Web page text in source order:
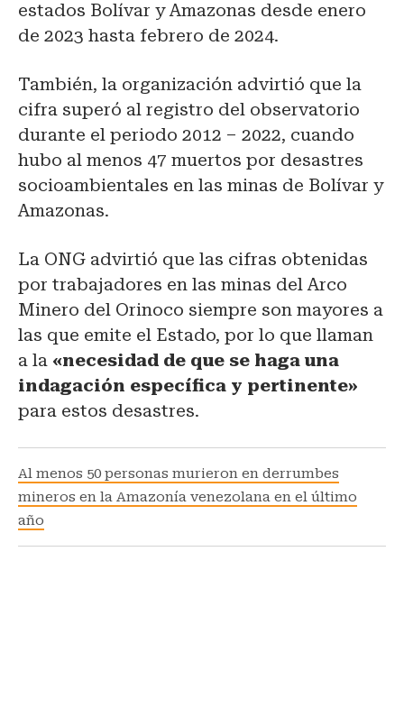
estados Bolívar y Amazonas desde enero
de 2023 hasta febrero de 2024.
También, la organización advirtió que la
cifra superó al registro del observatorio
durante el periodo 2012 – 2022, cuando
hubo al menos 47 muertos por desastres
socioambientales en las minas de Bolívar y
Amazonas.
La ONG advirtió que las cifras obtenidas
por trabajadores en las minas del Arco
Minero del Orinoco siempre son mayores a
las que emite el Estado, por lo que llaman
a la «necesidad de que se haga una
indagación específica y pertinente»
para estos desastres.
Al menos 50 personas murieron en derrumbes
mineros en la Amazonía venezolana en el último
año